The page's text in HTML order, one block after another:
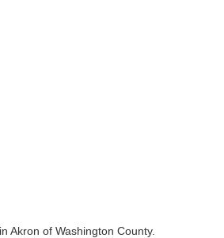
Akron of Washington County.